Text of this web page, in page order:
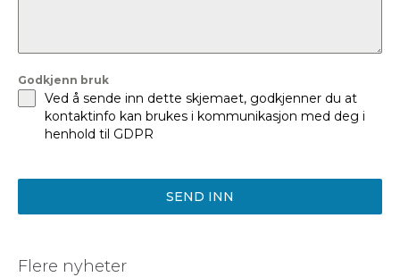
Godkjenn bruk
Ved å sende inn dette skjemaet, godkjenner du at
kontaktinfo kan brukes i kommunikasjon med deg i
henhold til GDPR
SEND INN
Flere nyheter